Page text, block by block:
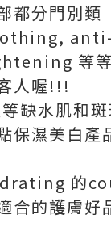
都分門別類
等等
人喔!!!
缺水肌和斑
保濕美白產
的
合的護膚好